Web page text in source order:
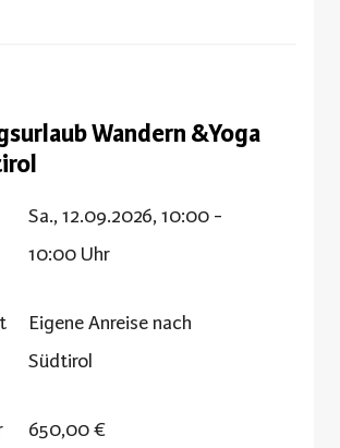
Wandern &Yoga
Sa., 12.09.2026, 10:00 -
10:00 Uhr
Eigene Anreise nach
Südtirol
650,00 €